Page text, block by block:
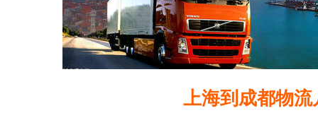
上海到成都物流